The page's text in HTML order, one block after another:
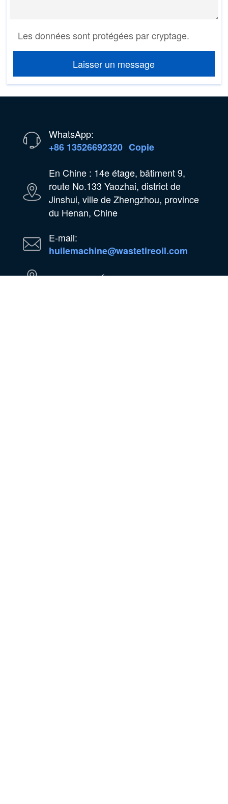
Les données sont protégées par cryptage.
Laisser un message
WhatsApp:
+86 13526692320 Copie
En Chine : 14e étage, bâtiment 9,
route No.133 Yaozhai, district de
Jinshui, ville de Zhengzhou, province
du Henan, Chine
E-mail:
huilemachine@wastetireoil.com
Au Nigéria : État d'Ogun, Nigéria